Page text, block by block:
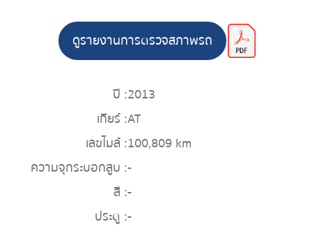
ดูรายงานการตรวจสภาพรถ
ปี :2013
เกียร์ :AT
เลขไมล์ :100,809 km
ความจุกระบอกสูบ :-
สี :-
ประตู :-